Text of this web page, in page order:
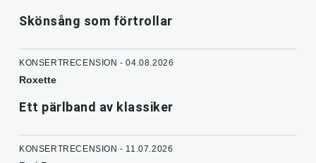
Skönsång som förtrollar
KONSERTRECENSION - 04.08.2026
Roxette
Ett pärlband av klassiker
KONSERTRECENSION - 11.07.2026